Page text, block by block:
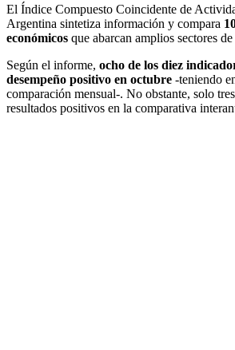
El Índice Compuesto Coincidente de
Argentina sintetiza información y compara
económicos que abarcan amplios sectores
Según el informe, ocho de los diez
desempeño positivo en octubre -teniendo
comparación mensual-. No obstante, solo
resultados positivos en la comparativa